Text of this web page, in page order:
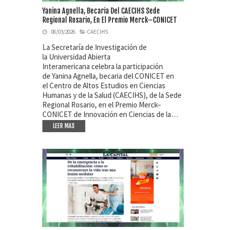
Yanina Agnella, Becaria Del CAECIHS Sede
Regional Rosario, En El Premio Merck–CONICET
08/03/2026 CAECIHS
La Secretaría de Investigación de
la Universidad Abierta
Interamericana celebra la participación
de Yanina Agnella, becaria del CONICET en
el Centro de Altos Estudios en Ciencias
Humanas y de la Salud (CAECIHS), de la Sede
Regional Rosario, en el Premio Merck–
CONICET de Innovación en Ciencias de la…
LEER MAS